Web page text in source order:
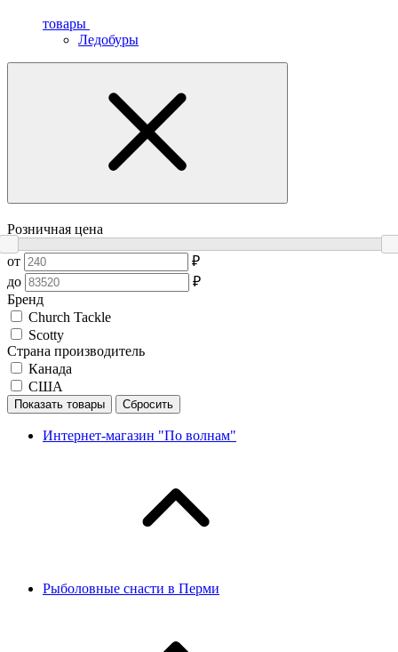
товары
Ледобуры
Розничная цена
от
₽
до
₽
Бренд
Church Tackle
Scotty
Страна производитель
Канада
США
Показать товары Сбросить
Интернет-магазин "По волнам"
Рыболовные снасти в Перми